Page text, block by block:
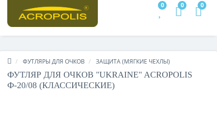
0 0 0
ФУТЛЯРЫ ДЛЯ ОЧКОВ ЗАЩИТА (МЯГКИЕ ЧЕХЛЫ)
ФУТЛЯР ДЛЯ ОЧКОВ "UKRAINE" ACROPOLIS
Ф-20/08 (КЛАССИЧЕСКИЕ)